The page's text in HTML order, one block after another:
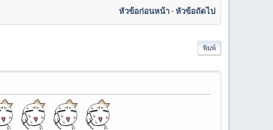
หัวข้อก่อนหน้า-หัวข้อถัดไป
พิมพ์